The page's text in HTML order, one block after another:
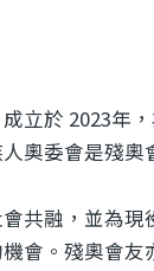
立於 2023年
奧委會是殘奧
共融，並為
會。殘奧會